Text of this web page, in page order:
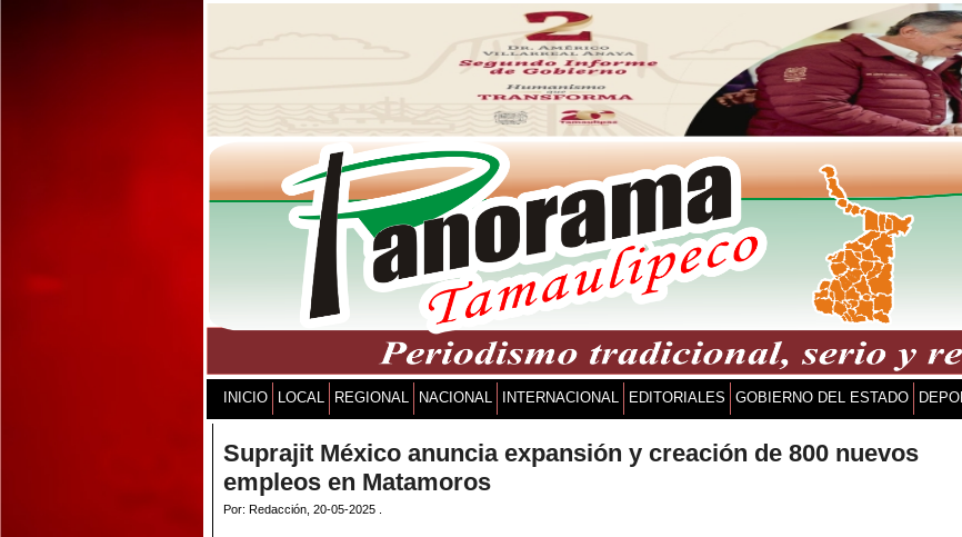
INICIO LOCAL REGIONAL NACIONAL INTERNACIONAL EDITORIALES GOBIERNO DEL ESTADO
Suprajit México anuncia expansión y creación de 800 nuevos
empleos en Matamoros
Por: Redacción, 20-05-2025 .